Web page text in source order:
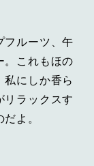
フルーツ、午
。これもほの
私にしか香ら
リラックスす
よ。